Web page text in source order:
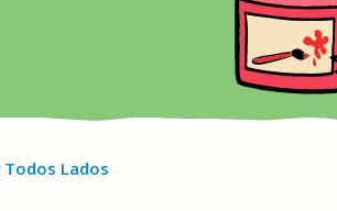
Lados